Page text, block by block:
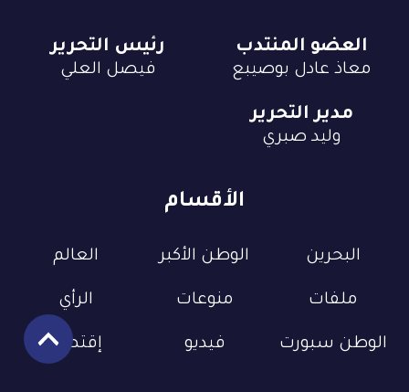
الأقسام
البحرين الوطن الأكبر العالم
ملفات منوعات الرأي
الوطن سبورت فيديو إقتصاد
العضو المنتدب
معاذ عادل بوصيبع
رئيس التحرير
فيصل العلي
مدير التحرير
وليد صبري